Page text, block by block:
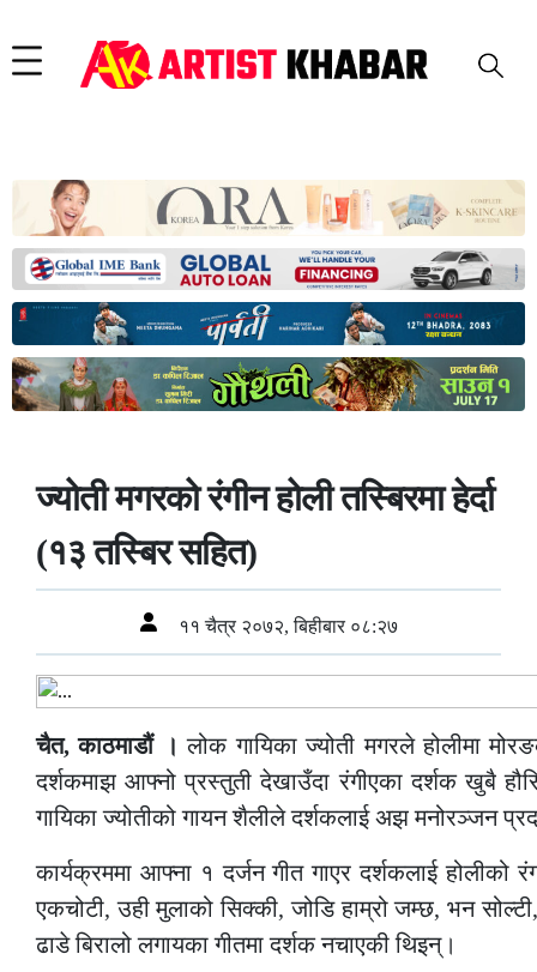
ज्योती मगरको रंगीन होली तस्बिरमा हेर्दा
(१३ तस्बिर सहित)
११ चैत्र २०७२, बिहीबार ०८:२७
चैत, काठमाडौं । लोक गायिका ज्योती मगरले होलीमा
दर्शकमाझ आफ्नो प्रस्तुती देखाउँदा रंगीएका दर्शक खुबै
गायिका ज्योतीको गायन शैलीले दर्शकलाई अझ मनोरञ्जन
कार्यक्रममा आफ्ना १ दर्जन गीत गाएर दर्शकलाई होलीको
एकचोटी, उही मुलाको सिक्की, जोडि हाम्रो जम्छ, भन
ढाडे बिरालो लगायका गीतमा दर्शक नचाएकी थिइन्।